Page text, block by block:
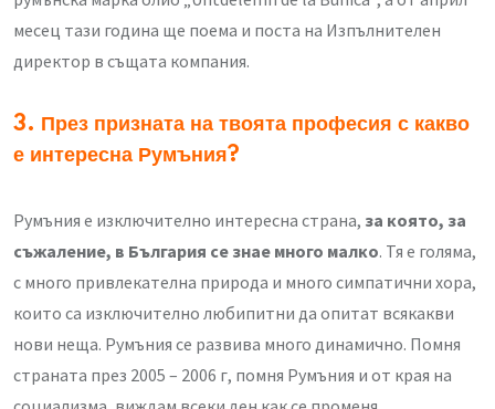
месец тази година ще поема и поста на Изпълнителен
директор в същата компания.
3. През призната на твоята професия с какво
е интересна Румъния?
Румъния е изключително интересна страна, за която, за
съжаление, в България се знае много малко. Тя е голяма,
с много привлекателна природа и много симпатични хора,
които са изключително любипитни да опитат всякакви
нови неща. Румъния се развива много динамично. Помня
страната през 2005 – 2006 г, помня Румъния и от края на